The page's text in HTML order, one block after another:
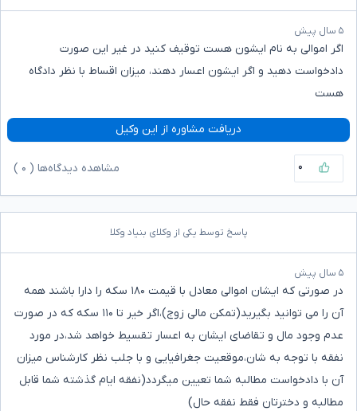
۵ سال پیش
اگر اموالی به نام ایشون هست توقیف کنید در غیر این صورت
دادخواست دهید و اگر ایشون اعسار دهند، میزان اقساط با نظر دادگاه
هست
دریافت مشاوره از این وکیل
۰ مشاهده دیدگاه‌ها ( ۰
پاسخ توسط یکی از وکلای بنیاد وکلا
۵ سال پیش
در صورتی که ایشان اموالی معادل با قیمت ۱۸۰ سکه را دارا باشند همه
آن را می توانید بگیرید(تمکن مالی زوج)،اگر خیر تا ۱۱۰ سکه که در صورت
عدم وجود مال و تقاضای ایشان به اعسار تقسیط خواهد شد،در مورد
نفقه با توجه به شان،موقعیت جغرافیایی و با جلب نظر کارشناس میزان
آن با دادخواست مطالبه شما تعیین میگردد(نفقه ایام گذشته شما قابل
مطالبه و دخترتان فقط نفقه حال)